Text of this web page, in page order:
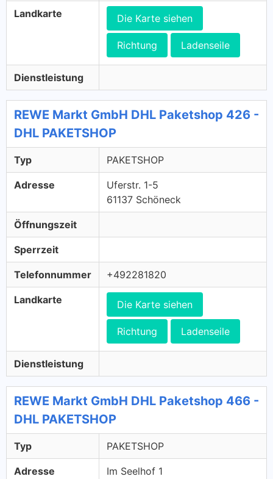
Landkarte Die Karte siehen
Richtung Ladenseile
Dienstleistung
REWE Markt GmbH DHL Paketshop 426 -
DHL PAKETSHOP
Typ PAKETSHOP
Adresse
Uferstr. 1-5
61137 Schöneck
Öffnungszeit
Sperrzeit
Telefonnummer +492281820
Landkarte Die Karte siehen
Richtung Ladenseile
Dienstleistung
REWE Markt GmbH DHL Paketshop 466 -
DHL PAKETSHOP
Typ PAKETSHOP
Adresse
Im Seelhof 1